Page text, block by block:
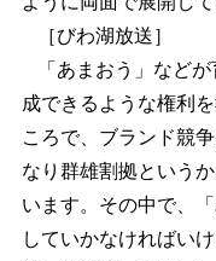
［びわ湖放送］
「あまおう」など
成できるような権利
ころで、ブランド競
なり群雄割拠という
います。その中で、
していかなければい